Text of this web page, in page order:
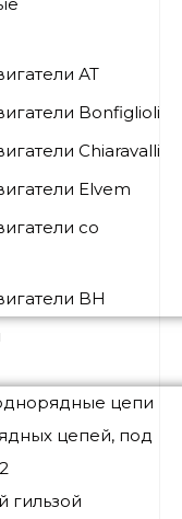
АТ
Bonfiglioli
Chiaravalli
Elvem
со
BH
гильзой